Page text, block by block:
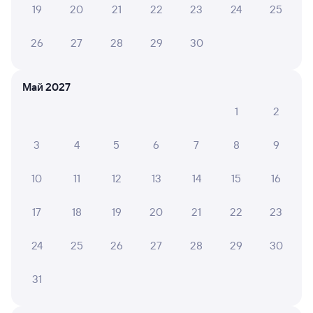
Читать полностью
работал. В туалете чисто, бумага, полотенца и мыло
внимательное отношение к пассажирам. Начальник...
19 20 21 22 23 24 25
26 27 28 29 30
Май 2027
1
2
3 4 5 6 7 8 9
10 11 12 13 14 15 16
17 18 19 20 21 22 23
24 25 26 27 28 29 30
31